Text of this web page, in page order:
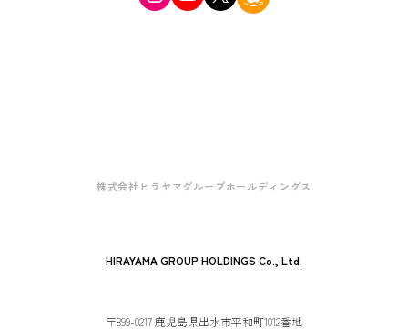
株式会社ヒラヤマグループホールディングス
HIRAYAMA GROUP HOLDINGS Co., Ltd.
〒899-0217 鹿児島県出水市平和町1012番地